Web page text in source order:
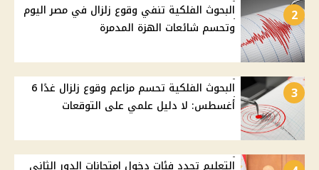
2
البحوث الفلكية تنفي وقوع زلزال في مصر اليوم
وتحسم شائعات الهزة المدمرة
3
البحوث الفلكية تحسم مزاعم وقوع زلزال غدًا 6
أغسطس: لا دليل علمي على التوقعات